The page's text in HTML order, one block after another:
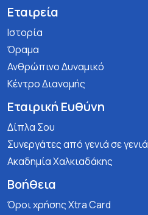
Εταιρεία
Ιστορία
Όραμα
Ανθρώπινο Δυναμικό
Κέντρο Διανομής
Εταιρική Ευθύνη
Δίπλα Σου
Συνεργάτες από γενιά σε γενιά
Ακαδημία Χαλκιαδάκης
Βοήθεια
Όροι χρήσης Xtra Card